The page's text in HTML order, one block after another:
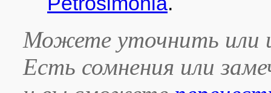
Можете уточнить или
Есть сомнения или